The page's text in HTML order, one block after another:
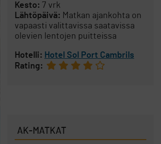
Kesto: 7 vrk
Lähtöpäivä: Matkan ajankohta on
vapaasti valittavissa saatavissa
olevien lentojen puitteissa
Hotelli: Hotel Sol Port Cambrils
Rating:
AK-MATKAT